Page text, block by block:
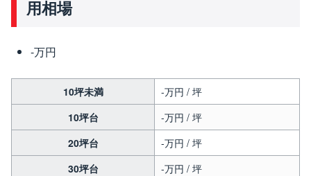
用相場
-万円
10坪未満
-万円 / 坪
10坪台
-万円 / 坪
20坪台
-万円 / 坪
30坪台
-万円 / 坪